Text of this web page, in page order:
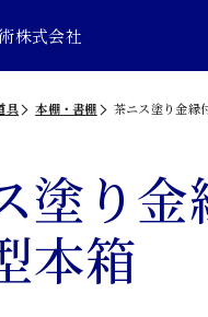
株式会社
具 本棚・書棚 茶ニス塗り金縁
塗り金
本箱